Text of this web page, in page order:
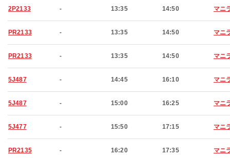
2P2133 - 13:35 14:50 マニ
PR2133 - 13:35 14:50 マニ
PR2133 - 13:35 14:50 マニ
5J487 - 14:45 16:10 マニ
5J487 - 15:00 16:25 マニ
5J477 - 15:50 17:15 マニ
PR2135 - 16:20 17:35 マニ